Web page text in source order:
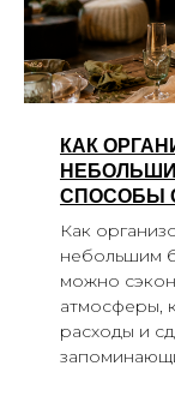
КАК
СПОСОБЫ
Как
небольшим
можно
атмосферы,
расходы и